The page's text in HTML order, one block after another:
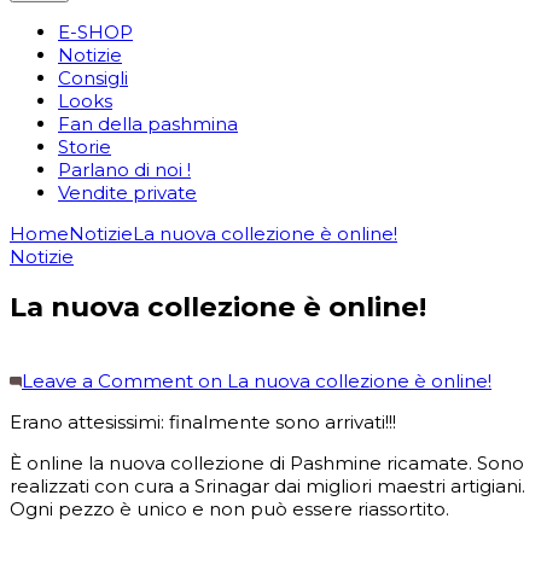
E-SHOP
Notizie
Consigli
Looks
Fan della pashmina
Storie
Parlano di noi !
Vendite private
HomeNotizieLa nuova collezione è online!
Notizie
La nuova collezione è online!
Leave a Comment on La nuova collezione è online!
Erano attesissimi: finalmente sono arrivati!!!
È online la nuova collezione di Pashmine ricamate. Sono
realizzati con cura a Srinagar dai migliori maestri artigiani.
Ogni pezzo è unico e non può essere riassortito.